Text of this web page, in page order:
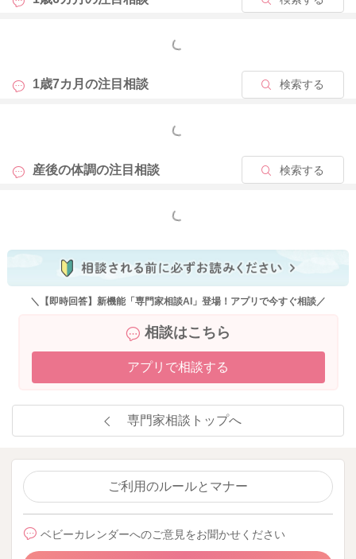
めてあげることでも自律神経のバランスを整えてくれることが
どうぞよろしくお願いします。
もっと見る
1歳7カ月の注目相談 検索する
もっと見る
産後の体調の注目相談 検索する
もっと見る
＼【即時回答】新機能「専門家相談AI」登場！アプリで今すぐ相談／
相談はこちら
アプリで相談する
専門家相談トップへ
ご利用のルールとマナー
ベビーカレンダーへのご意見をお聞かせください